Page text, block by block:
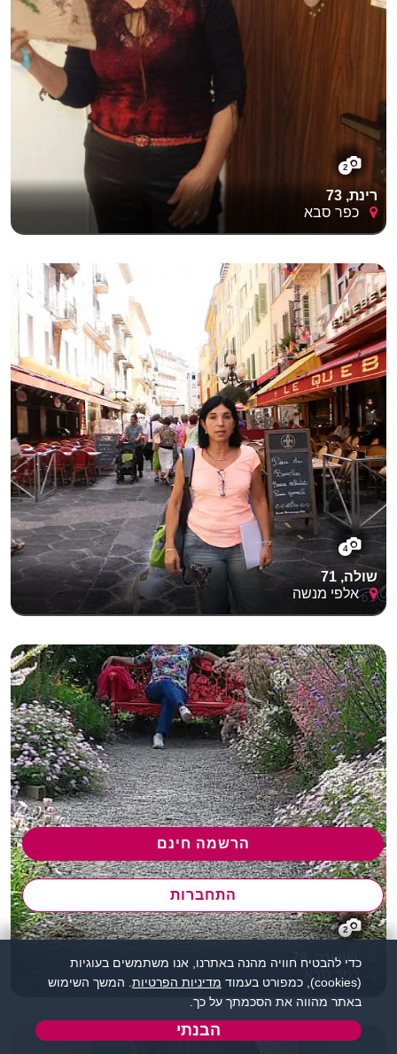
2
רינת, 73
כפר סבא
4
שולה, 71
אלפי מנשה
2
שושנה, 78
כפר סבא
הרשמה חינם
התחברות
כדי להבטיח חוויה מהנה באתרנו, אנו משתמשים בעוגיות
(cookies), כמפורט בעמוד
מדיניות הפרטיות . המשך השימוש
באתר מהווה את הסכמתך על כך.
הבנתי